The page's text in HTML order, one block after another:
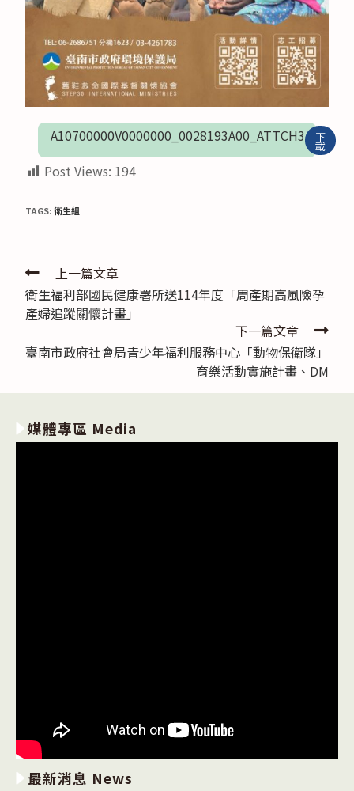
A10700000V0000000_0028193A00_ATTCH3 下
載
Post Views: 194
TAGS:衛生組
Read
more
articles
上一篇文章
衛生福利部國民健康署所送114年度「周產期高風險孕
產婦追蹤關懷計畫」
下一篇文章
臺南市政府社會局青少年福利服務中心「動物保衛隊」
育樂活動實施計畫、DM
媒體專區 Media
最新消息 News